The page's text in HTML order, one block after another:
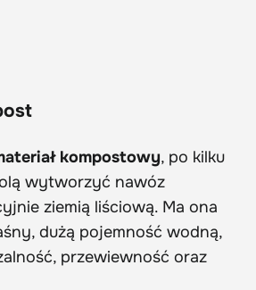
kompostowy, po kilku
wytworzyć nawóz
ziemią liściową. Ma ona
dużą pojemność wodną,
przewiewność oraz